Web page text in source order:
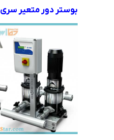
بوستر دور متعیر سری 2GPE E-SPD+